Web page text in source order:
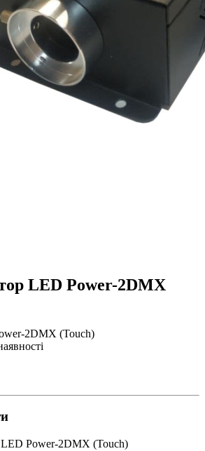
LED Power-2DMX
2DMX (Touch)
LED Power-2DMX (Touch)